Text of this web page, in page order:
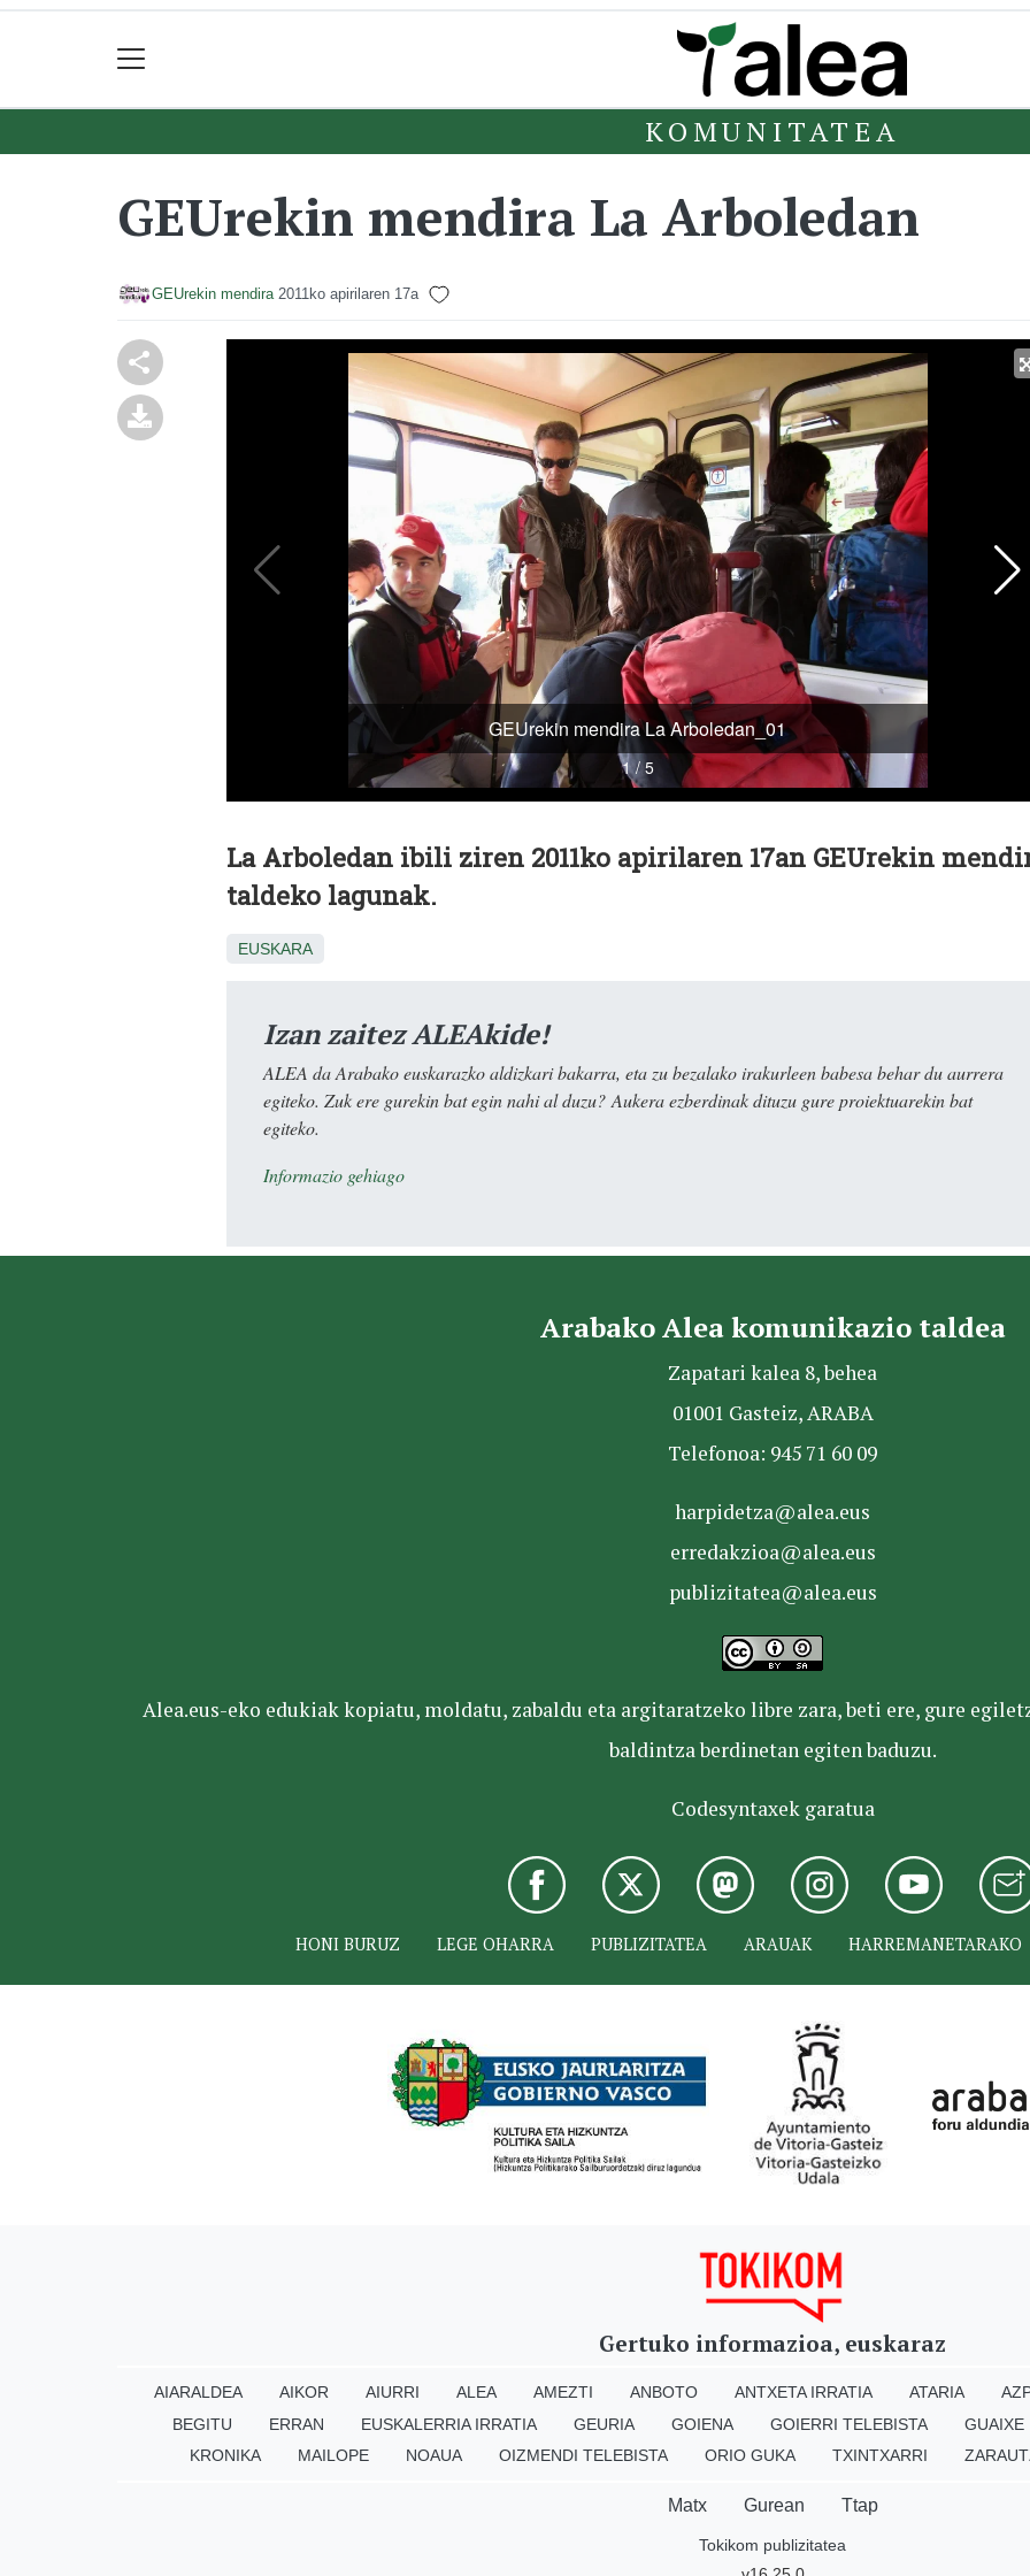
KOMUNITATEA
GEUrekin mendira La Arboledan
GEUrekin mendira 2011ko apirilaren 17a
La Arboledan ibili ziren 2011ko apirilaren 17an GEUrekin
taldeko lagunak.
EUSKARA
Izan zaitez ALEAkide!
ALEA da Arabako euskarazko aldizkari bakarra, eta zu bezalako irakurleen babesa behar du aurrera
egiteko. Zuk ere gurekin bat egin nahi al duzu? Aukera ezberdinak dituzu gure proiektuarekin bat
egiteko.
Informazio gehiago
Arabako Alea komunikazio taldea
Zapatari kalea 8, behea
01001 Gasteiz, ARABA
Telefonoa: 945 71 60 09
harpidetza@alea.eus
erredakzioa@alea.eus
publizitatea@alea.eus
Alea.eus-eko edukiak kopiatu, moldatu, zabaldu eta argitaratzeko libre zara, beti ere, gure
baldintza berdinetan egiten baduzu.
Codesyntaxek garatua
HONI BURUZ LEGE OHARRA PUBLIZITATEA ARAUAK HARREMANETARAKO
Gertuko informazioa, euskaraz
AIARALDEA AIKOR AIURRI ALEA AMEZTI ANBOTO ANTXETA IRRATIA ATARIA
BEGITU
ERRAN EUSKALERRIA IRRATIA GEURIA GOIENA GOIERRI TELEBISTA
GUAIXE
KRONIKA
MAILOPE NOAUA OIZMENDI TELEBISTA ORIO GUKA TXINTXARRI
Matx Gurean Ttap
Tokikom publizitatea